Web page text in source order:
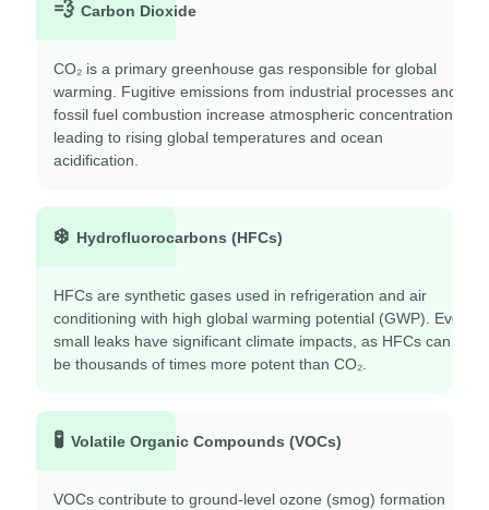
💨 Carbon Dioxide
CO₂ is a primary greenhouse gas responsible for global
warming. Fugitive emissions from industrial processes and
fossil fuel combustion increase atmospheric concentrations,
leading to rising global temperatures and ocean
acidification.
❄️ Hydrofluorocarbons (HFCs)
HFCs are synthetic gases used in refrigeration and air
conditioning with high global warming potential (GWP). Even
small leaks have significant climate impacts, as HFCs can
be thousands of times more potent than CO₂.
🧪 Volatile Organic Compounds (VOCs)
VOCs contribute to ground-level ozone (smog) formation